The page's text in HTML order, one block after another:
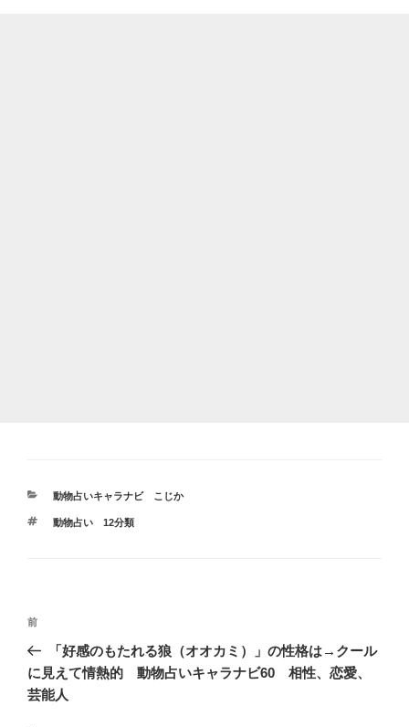
カ
ゴ
動物占いキャラナビ こじか
タ
動物占い 12分類
投
ナ
ビ
前
の
投
稿
前
「好感のもたれる狼（オオカミ）」の性格は→クール
に見えて情熱的 動物占いキャラナビ60 相性、恋愛、
芸能人